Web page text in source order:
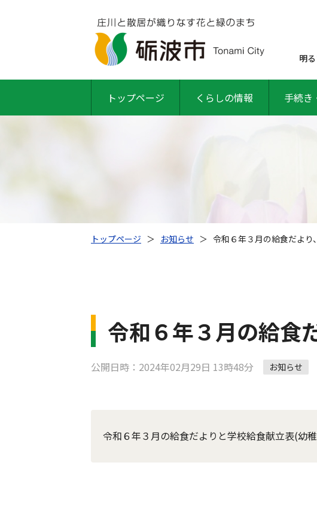
明
トップページ くらしの情報 手続き
トップページ ＞ お知らせ ＞ 令和６年３月の給食だより
令和６年３月の給食
公開日時：2024年02月29日 13時48分 お知らせ
令和６年３月の給食だよりと学校給食献立表(幼